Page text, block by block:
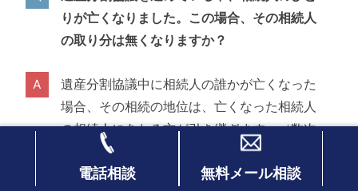
りが亡くなりました。この場合、その相続人
の取り分は無くなりますか？
遺産分割協議中に相続人の誰かが亡くなった
場合、その相続の地位は、亡くなった相続人
の相続人にあたる方が引き継ぎます。（数次
相続といいます。）
電話相談 無料メール相談